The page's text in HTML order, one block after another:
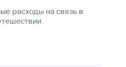
расходы на связь в